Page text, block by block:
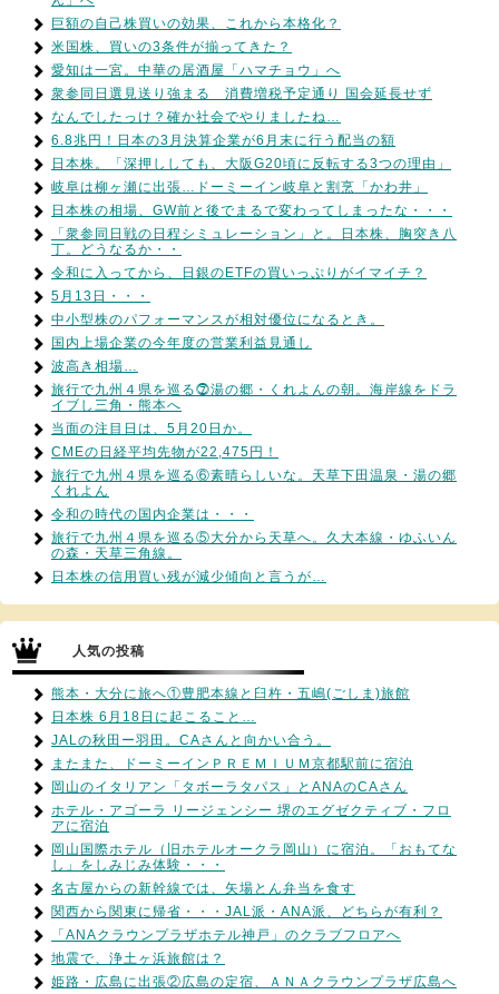
巨額の自己株買いの効果、これから本格化？
米国株、買いの3条件が揃ってきた？
愛知は一宮。中華の居酒屋「ハマチョウ」へ
衆参同日選見送り強まる 消費増税予定通り 国会延長せず
なんでしたっけ？確か社会でやりましたね…
6.8兆円！日本の3月決算企業が6月末に行う配当の額
日本株。「深押ししても、大阪G20頃に反転する3つの理由」
岐阜は柳ヶ瀬に出張…ドーミーイン岐阜と割烹「かわ井」
日本株の相場、GW前と後でまるで変わってしまったな・・・
「衆参同日戦の日程シミュレーション」と。日本株、胸突き八
丁。どうなるか・・
令和に入ってから、日銀のETFの買いっぷりがイマイチ？
5月13日・・・
中小型株のパフォーマンスが相対優位になるとき。
国内上場企業の今年度の営業利益見通し
波高き相場…
旅行で九州４県を巡る⓻湯の郷・くれよんの朝。海岸線をドラ
イブし三角・熊本へ
当面の注目日は、5月20日か。
CMEの日経平均先物が22,475円！
旅行で九州４県を巡る⑥素晴らしいな。天草下田温泉・湯の郷
くれよん
令和の時代の国内企業は・・・
旅行で九州４県を巡る⑤大分から天草へ。久大本線・ゆふいん
の森・天草三角線。
日本株の信用買い残が減少傾向と言うが…
人気の投稿
熊本・大分に旅へ①豊肥本線と臼杵・五嶋(ごしま)旅館
日本株 6月18日に起こること…
JALの秋田ー羽田。CAさんと向かい合う。
またまた、ドーミーインＰＲＥＭＩＵＭ京都駅前に宿泊
岡山のイタリアン「タボーラタパス」とANAのCAさん
ホテル・アゴーラ リージェンシー 堺のエグゼクティブ・フロ
アに宿泊
岡山国際ホテル（旧ホテルオークラ岡山）に宿泊。「おもてな
し」をしみじみ体験・・・
名古屋からの新幹線では、矢場とん弁当を食す
関西から関東に帰省・・・JAL派・ANA派、どちらが有利？
「ANAクラウンプラザホテル神戸」のクラブフロアへ
地震で、浄土ヶ浜旅館は？
姫路・広島に出張②広島の定宿、ＡＮＡクラウンプラザ広島へ